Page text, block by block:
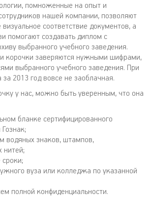
помноженные на опыт и
нашей компании, позволяют
соответствие документов, а
помогают создавать диплом с
выбранного учебного заведения.
корочки заверяются нужными шифрами,
выбранного учебного заведения. При
2013 год вовсе не заоблачная.
у нас, можно быть уверенным, что она
бланке сертифицированного
водяных знаков, штампов,
нитей;
сроки;
вуза или колледжа по указанной
полной конфиденциальности.